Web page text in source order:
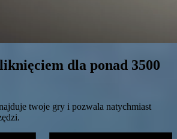
dla ponad 3500
twoje gry i pozwala natychmiast